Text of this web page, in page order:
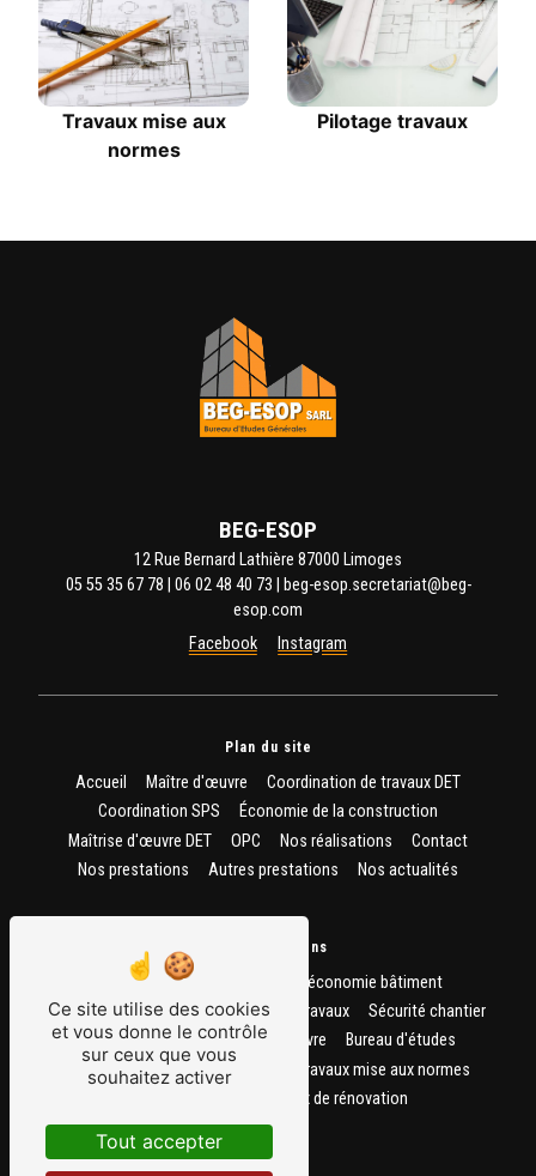
Travaux mise aux
normes
Pilotage travaux
BEG-ESOP
12 Rue Bernard Lathière 87000 Limoges
05 55 35 67 78 06 02 48 40 73
beg-esop.secretariat@beg-
esop.com
Facebook
Instagram
Plan du site
Accueil Maître d'œuvre
Coordination de travaux DET
Coordination SPS
Économie de la construction
Maîtrise d'œuvre DET
OPC Nos réalisations
Contact
Nos prestations
Autres prestations Nos actualités
Nos prestations
Établissement de plan
Etude économie bâtiment
Coordination travaux
Direction de travaux
Sécurité chantier
Architecte
OPC Maître d'oeuvre
Bureau d'études
Economiste de la construction
Travaux mise aux normes
Travaux de rénovation
Ce site utilise des cookies
et vous donne le contrôle
sur ceux que vous
souhaitez activer
Tout accepter